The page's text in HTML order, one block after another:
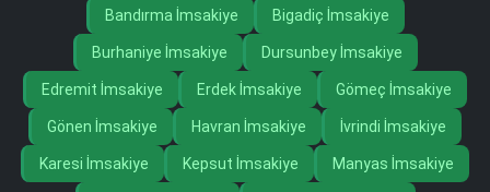
Bandırma İmsakiye Bigadiç İmsakiye
Burhaniye İmsakiye Dursunbey İmsakiye
Edremit İmsakiye Erdek İmsakiye Gömeç İmsakiye
Gönen İmsakiye Havran İmsakiye İvrindi İmsakiye
Karesi İmsakiye Kepsut İmsakiye Manyas İmsakiye